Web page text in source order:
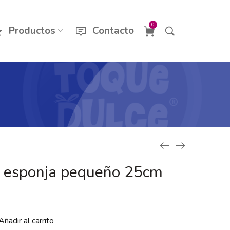
Productos Contacto 0
pequeño 25cm
al carrito